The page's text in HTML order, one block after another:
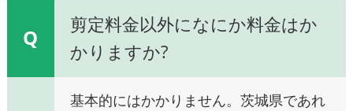
Q
剪定料金以外になにか料金はか
かりますか?
基本的にはかかりません。茨城県であれ